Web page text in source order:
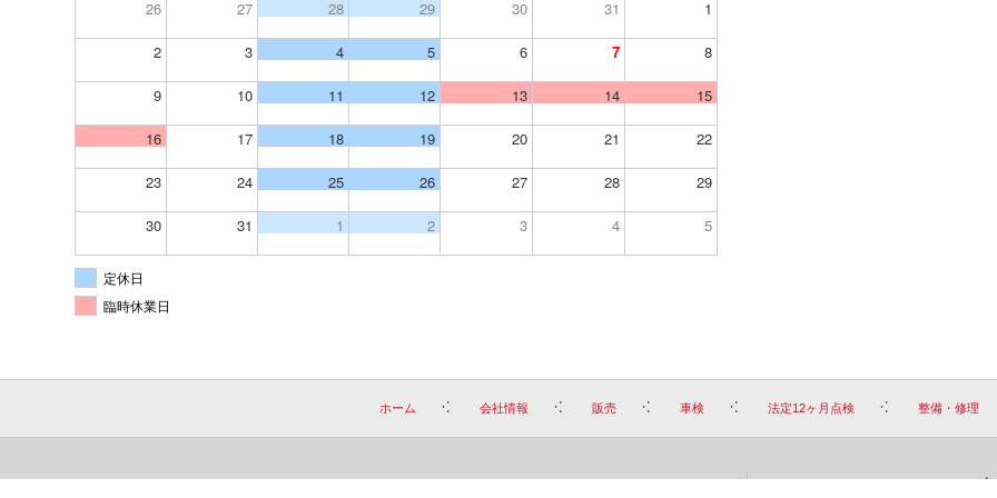
26 27 28 29 30 31 1
2 3 4 5 6 7 8
9 10 11 12 13 14 15
16 17 18 19 20 21 22
23 24 25 26 27 28 29
30 31 1 2 3 4 5
定休日
臨時休業日
ホーム 会社情報 販売 車検 法定12ヶ月点検 整備・修理